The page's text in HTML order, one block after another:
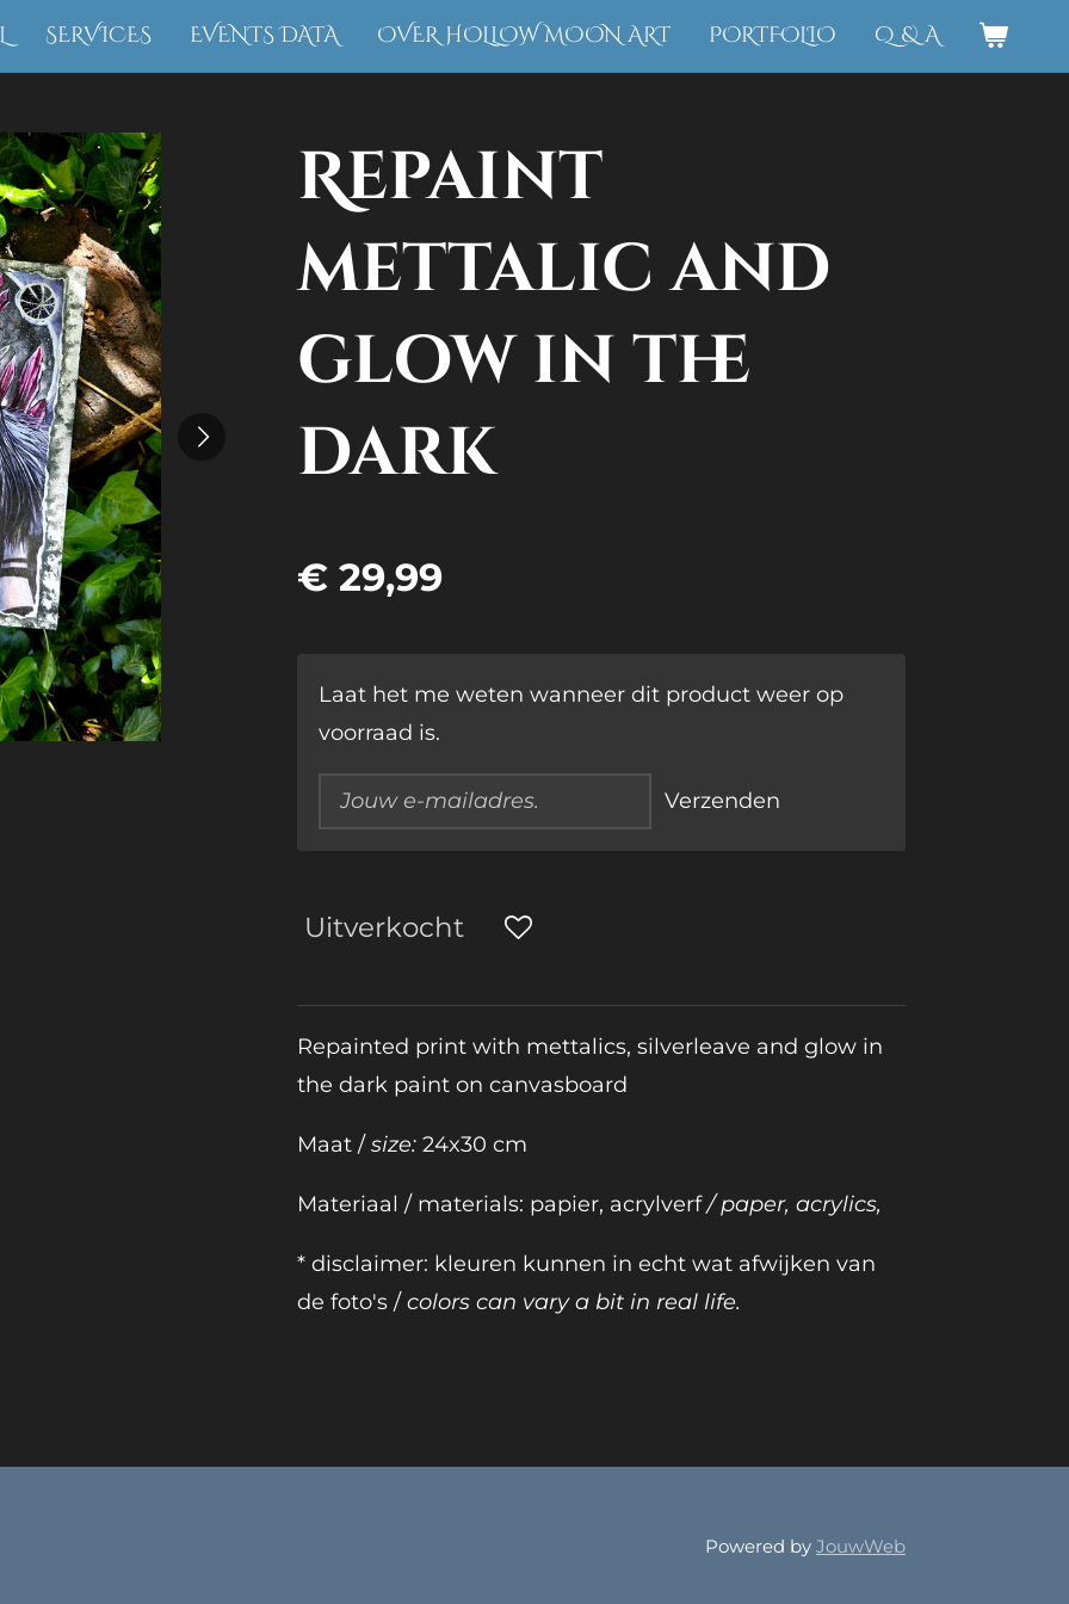
SERVICES EVENTS DATA OVER HOLLOW MOON ART PORTFOLIO Q & A
Repaint
mettalic and
glow in the
dark
€ 29,99
Laat het me weten wanneer dit product weer op
voorraad is.
Verzenden
Uitverkocht
Repainted print with mettalics, silverleave and glow in
the dark paint on canvasboard
Maat /size: 24x30 cm
Materiaal / materials: papier, acrylverf/ paper, acrylics,
* disclaimer: kleuren kunnen in echt wat afwijken van
de foto's /colors can vary a bit in real life.
Powered by JouwWeb